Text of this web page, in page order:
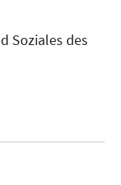
Soziales des